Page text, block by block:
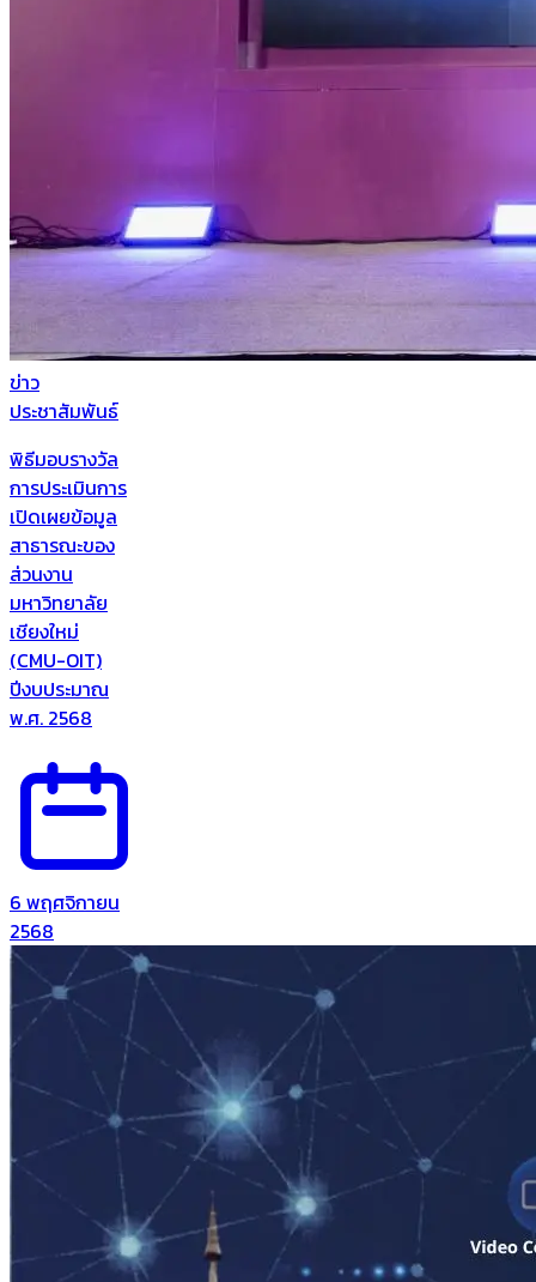
ข่าว
ประชาสัมพันธ์
พิธีมอบรางวัล
การประเมินการ
เปิดเผยข้อมูล
สาธารณะของ
ส่วนงาน
มหาวิทยาลัย
เชียงใหม่
(CMU-OIT)
ปีงบประมาณ
พ.ศ. 2568
6 พฤศจิกายน
2568